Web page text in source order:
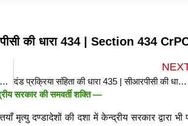
की धारा 434 | Section 434
दंड प्रक्रिया संहिता की धारा 433A | सीआरपीसी की धारा 433A | Section 433A CrPC in hindi
दंड प्रक्रिया संहिता की धारा 435 | सीआरपीसी की धारा 435 | Section 435 CrPC in hindi
सरकार की समवर्ती शक्ति —
मृत्यु दण्डादेशों की दशा में केन्द्रीय सरकार द्वारा भी